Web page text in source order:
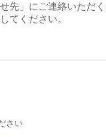
先」にご連絡いただ
てください。
さい